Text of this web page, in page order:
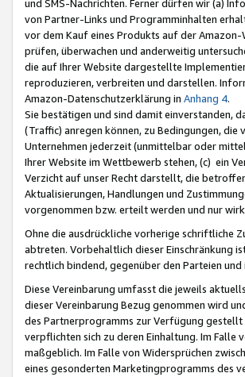
und SMS-Nachrichten. Ferner dürfen wir (a)
von Partner-Links und Programminhalten
vor dem Kauf eines Produkts auf der
prüfen, überwachen und anderweitig
die auf Ihrer Website dargestellte
reproduzieren, verbreiten und darstellen.
Amazon-Datenschutzerklärung in Anhang 4.
Sie bestätigen und sind damit einverstanden,
(Traffic) anregen können, zu Bedingungen,
Unternehmen jederzeit (unmittelbar oder
Ihrer Website im Wettbewerb stehen, (c) ein
Verzicht auf unser Recht darstellt, die
Aktualisierungen, Handlungen und
vorgenommen bzw. erteilt werden und nur
Ohne die ausdrückliche vorherige schriftliche
abtreten. Vorbehaltlich dieser Einschränkung
rechtlich bindend, gegenüber den Parteien
Diese Vereinbarung umfasst die jeweils
dieser Vereinbarung Bezug genommen wird
des Partnerprogramms zur Verfügung gestellt
verpflichten sich zu deren Einhaltung. Im Falle
maßgeblich. Im Falle von Widersprüchen
eines gesonderten Marketingprogramms des